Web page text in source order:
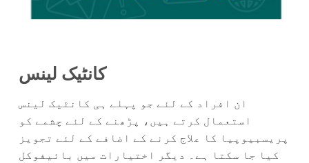
کانٹیک لینس
ان افراد کے لئے جو پہلے ہی کانٹیک لینس
استعمال کرتے ہیں، پڑھنے کے لئے چشمے کو
پریسبیوپیا کا علاج کرنے کے اضافے کے لئے تجویز
کیا جا سکتا ہے۔ دیگر اختیارات میں بائیفوکل